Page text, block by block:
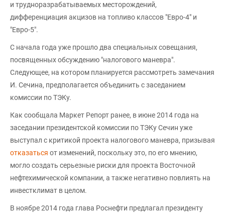
и трудноразрабатываемых месторождений,
дифференциация акцизов на топливо классов "Евро-4" и
"Евро-5".
С начала года уже прошло два специальных совещания,
посвященных обсуждению "налогового маневра".
Следующее, на котором планируется рассмотреть замечания
И. Сечина, предполагается объединить с заседанием
комиссии по ТЭКу.
Как сообщала Маркет Репорт ранее, в июне 2014 года на
заседании президентской комиссии по ТЭКу Сечин уже
выступал с критикой проекта налогового маневра, призывая
отказаться от изменений, поскольку это, по его мнению,
могло создать серьезные риски для проекта Восточной
нефтехимической компании, а также негативно повлиять на
инвестклимат в целом.
В ноябре 2014 года глава Роснефти предлагал президенту